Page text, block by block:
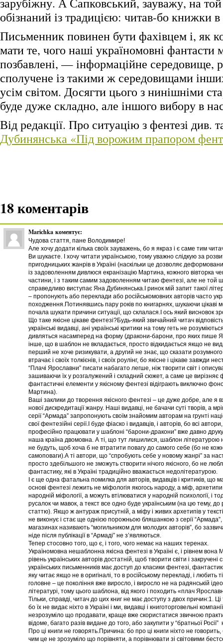
обізнаний із традицією: читав-бо книжки в
Письменник повинен бути фахівцем і, як
мати те, чого наші україномовні
позбавлені, — інформаційне середовище,
сполучене із такими ж середовищами
усім світом. Досягти цього з нинішніми
буде дуже складно, але іншого вибору в
Від редакції. Про ситуацію з фентезі див.
Дубинянська «Під ворожим прапором
18 коментарів
Marichka коментує:
Чудова стаття, пане Володимире!
Але хочу додати кілька своїх зауважень, бо я якраз і є саме тим
Ви шукаєте. І хочу читати українською, тому уважно слідкую за
пригодницьких жанрів в Україні (наскільки це дозволяє
із задоволенням дивлюся екранізацію Мартина, кожного вівторка
частини, і з таким самим задоволенням читаю фентезі, але не той
справедливо виступає Яна Дубинянська.І ринок мій запит такої
– пропонують або переклади або російськомовних авторів часто
походження.Потинявшись пару років по книгарнях, шукаючи цікаві
почала шукати причини ситуації, що склалася.І ось який висновок
Що таке якісне цікаве фентезі?Будь-який звичайний читач
українські видавці, ані українські критики на тому геть не
дивляться насамперед на форму (дракони-барони, про яких пише
інше, що в шаблон не вкладається, просто відкидається якщо не
перший не хоче ризикувати, а другий не знає, що сказати
втрачає і своїх толкієнів, і своїх роулінг, бо якісне і цікаве завжди
“Плачі Ярославни” писати набагато легше, ніж творити світ і
зашиваючи їх у розгалужений і складний сюжет, а саме це вирізняє
фантастичні елементи у якісному фентезі відіграють виключно
Мартина).
Ваші заклики до творення якісного фентезі – це дуже добре, але я
нової дискредитації жанру. Наші видавці, не бачачи суті творів, а
серії “Армада” запропонують своїм знайомим авторам на грунті
свої фентезійні серії.І буде фіаско і видавців, і авторів, бо всі
професійно працювати у шаблоні “барони-дракони” вже давно
наша країна двомовна. А ті, що тут лишилися, шаблон літературою
не будуть, щоб хоча б не втратити повагу до самого себе (бо не
самоповаги).А ті автори, що “спробують себе у новому жанрі” за
просто здебільшого не зможуть створити нічого якісного, бо не
фантастику, які в Україні традиційно вважається недолітературою.
І є ще одна фатальна помилка для авторів, видавців і критиків, що
основі фентезі лежить не міфологія якогось народу, а міф,
народній міфології, а можуть втілюватися у народній психології, і
русалок чи мавок, а текст все одно буде українським (на цю тему, до
статтю). Якщо ж антураж присутній, а міфу і живих архетипів у
не виконує і стає ще однією порожньою бляшанкою з серії
магазинах називають “могильником для молодих авторів”, бо
ніде після публікації в “Армаді” не з’являються.
Тепер стосовно того, що є, і того, чого немає на наших теренах.
Україномовна нешаблонна якісна фентезі в Україні є, і рівнем вона
рівень українських авторів достатній, щоб творити світи і
українських письменників має доступ до класики фентезі,
яку читає якщо не в оригіналі, то в російському перекладі, і любить
головне – це покоління вже виросло, і виросло не на радянській
літературі, тому цього шаблона, від якого і походить «плач
Тільки, справді, читач до цих книг не має доступу з двох причин:1.
бо їх не видає ніхто в Україні і ми, видавці і книготорговельні
незрозуміло що продавати, краще вже скористатися звичною
відоме, багато разів видане до того, або закупити у “братньої
Про ці книги не говорять.Причина: бо про ці книги ніхто не
чим це не зрозуміло що порівняти, а порівнювати зі світовими